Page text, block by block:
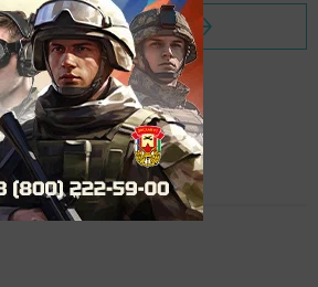
страницу новости